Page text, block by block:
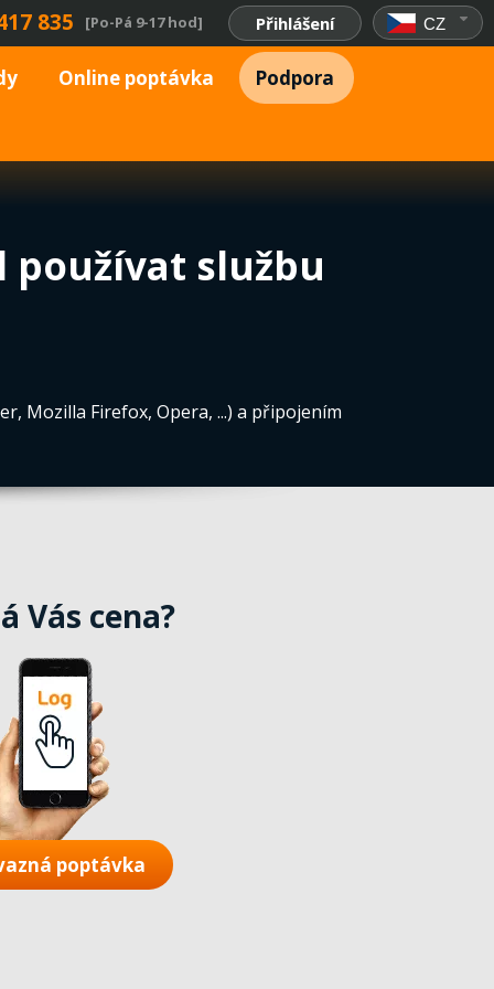
835 [Po-Pá 9-17 hod] CZ
Přihlášení
Online poptávka Podpora
používat službu
Mozilla Firefox, Opera, ...) a připojením
Vás cena?
poptávka